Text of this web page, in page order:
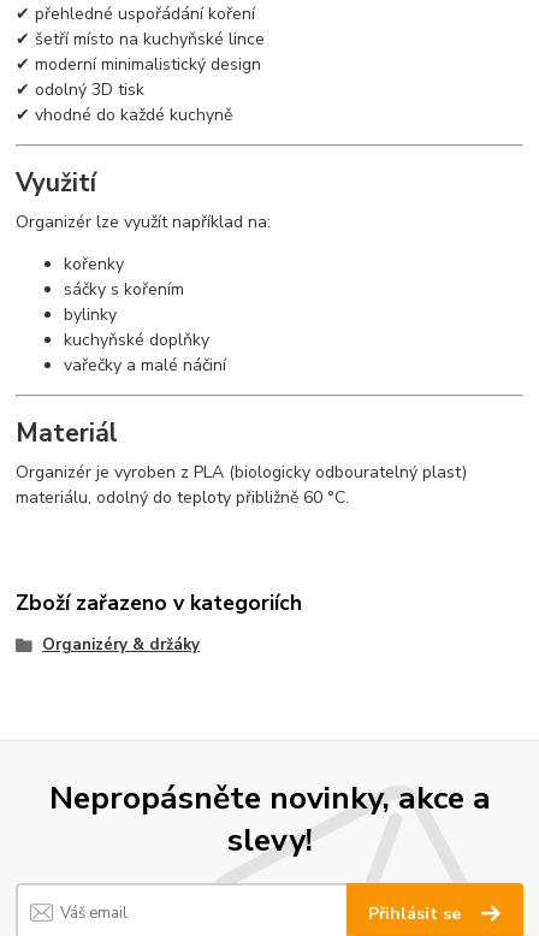
✔ přehledné uspořádání koření
✔ šetří místo na kuchyňské lince
✔ moderní minimalistický design
✔ odolný 3D tisk
✔ vhodné do každé kuchyně
Využití
Organizér lze využít například na:
kořenky
sáčky s kořením
bylinky
kuchyňské doplňky
vařečky a malé náčiní
Materiál
Organizér je vyroben z PLA (biologicky odbouratelný plast)
materiálu, odolný do teploty přibližně 60 °C.
Zboží zařazeno v kategoriích
Organizéry & držáky
Nepropásněte novinky, akce a
slevy!
Přihlásit se